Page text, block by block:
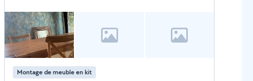
Montage de meuble en kit